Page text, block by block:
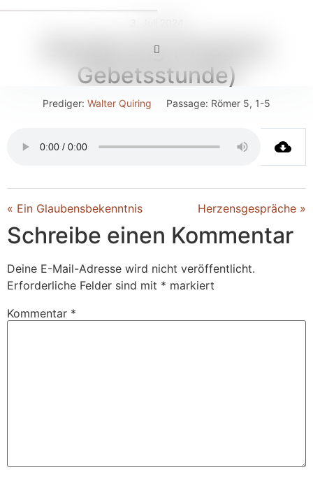
Bewährung (Andacht
Gebetsstunde)
Prediger: Walter Quiring Passage: Römer 5, 1-5
« Ein Glaubensbekenntnis Herzensgespräche »
Schreibe einen Kommentar
Deine E-Mail-Adresse wird nicht veröffentlicht.
Erforderliche Felder sind mit * markiert
Kommentar *